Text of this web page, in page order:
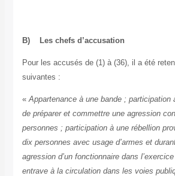
B) Les chefs d’accusation
Pour les accusés de (1) à (36), il a été
suivantes :
« Appartenance à une bande ; participation
de préparer et commettre une agression
personnes ; participation à une rébellion
dix personnes avec usage d’armes et
agression d’un fonctionnaire dans
entrave à la circulation dans les voies